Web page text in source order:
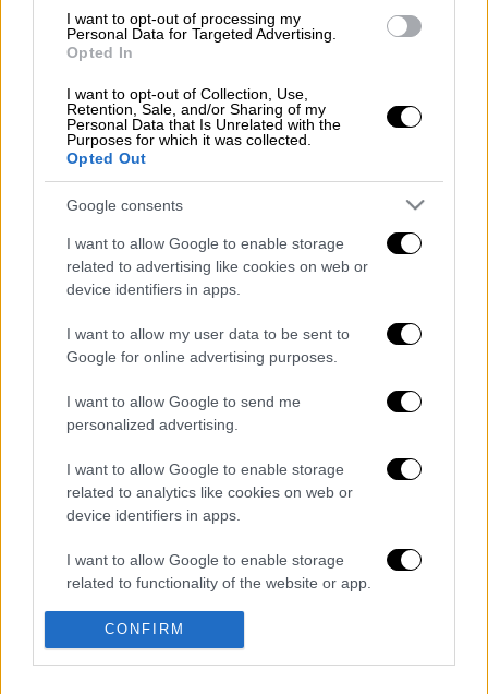
I want to opt-out of processing my
Personal Data for Targeted Advertising.
Opted In
I want to opt-out of Collection, Use,
Retention, Sale, and/or Sharing of my
Personal Data that Is Unrelated with the
Purposes for which it was collected.
Opted Out
Google consents
I want to allow Google to enable storage
related to advertising like cookies on web or
device identifiers in apps.
I want to allow my user data to be sent to
Google for online advertising purposes.
I want to allow Google to send me
personalized advertising.
I want to allow Google to enable storage
related to analytics like cookies on web or
device identifiers in apps.
I want to allow Google to enable storage
related to functionality of the website or app.
I want to allow Google to enable storage
related to personalization.
CONFIRM
Τα σχολιά σας δημοσιεύονται άμεσα με δική σας ευθύνη. Το
διαγράφονται
«Ήταν πολύ σκληρό, αρχίσαμε να
μαρτυρίες για τον σεισμό των 7,6 Ρίχτερ
στην Κολομβία
Κλέαρχος Μαρουσάκης: Επικίνδυνες οι
περιοχές που θα επηρεαστούν
«Το παιχνίδι τελείωσε»: Η στιγμή που
αστυνομικοί εντοπίζουν stalker κρυμμένο
κάτω από κρεβάτι